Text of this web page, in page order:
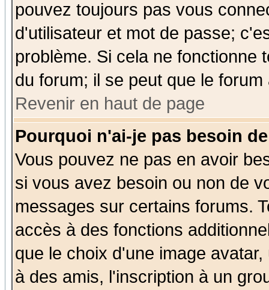
pouvez toujours pas vous
d'utilisateur et mot de passe;
problème. Si cela ne fonctionne
du forum; il se peut que le
Revenir en haut de page
Pourquoi n'ai-je pas besoin
Vous pouvez ne pas en avoir
si vous avez besoin ou non de
messages sur certains forums.
accès à des fonctions
que le choix d'une image
à des amis, l'inscription à un